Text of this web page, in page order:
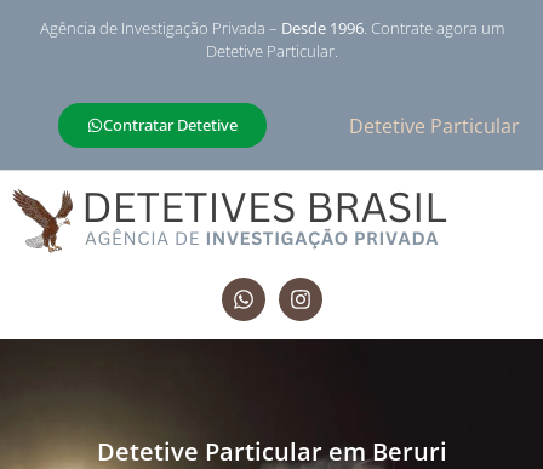
Agência de Investigação Privada – Desde 1996. Contrate agora um
Detetive Particular.
Contratar Detetive Detetive Particular
Detetive Particular em Beruri